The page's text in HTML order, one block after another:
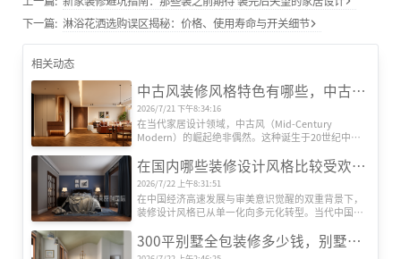
下一篇: 淋浴花洒选购误区揭秘：价格、使用寿命与开关细节
相关动态
中古风装修风格特色有哪些，中古风装修设计效果图
2026/7/21 下午8:34:16
在当代家居设计领域，中古风（Mid-Century
Modern）的崛起绝非偶然。这种诞生于20世纪中叶
全球范围内引发新一轮审美革命。其独特魅力源于对
功能主义的极致追求、对复古情怀的现代转译，以及
对人文精神的深度诠释，形成了一套完整的美学体
系。
在国内哪些装修设计风格比较受欢迎？
2026/7/22 上午8:31:51
在中国经济高速发展与审美意识觉醒的双重背景下，
装修设计风格已从单一化向多元化转型。当代中国家
能，转而追求空间美学、文化表达与生活方式的深度
契合。本文基于权威机构发布的市场数据及行业观
300平别墅全包装修多少钱，别墅全包装修公司推荐